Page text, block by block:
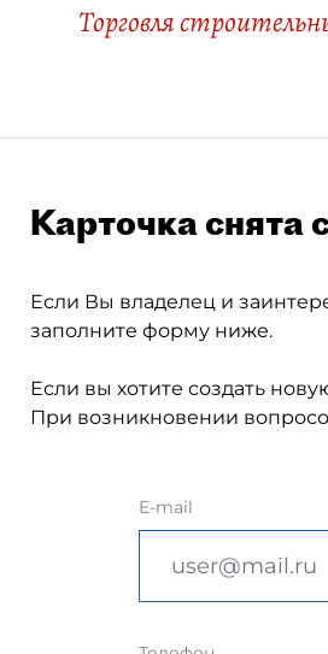
Торговля
Карточка снята
Если Вы владелец и
заполните форму ниже.
Если вы хотите создать
При возникновении
E-mail